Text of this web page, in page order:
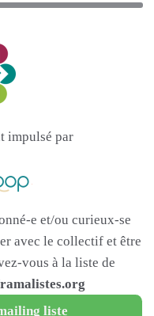
impulsé par
e et/ou curieux-se
avec le collectif et être
vous à la liste de
liste